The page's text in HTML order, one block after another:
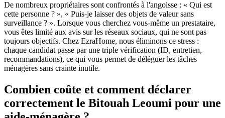
De nombreux propriétaires sont confrontés à l'angoisse : « Qui est
cette personne ? », « Puis-je laisser des objets de valeur sans
surveillance ? ». Lorsque vous cherchez vous-même un prestataire,
vous êtes limité aux avis sur les réseaux sociaux, qui ne sont pas
toujours objectifs. Chez EzraHome, nous éliminons ce stress :
chaque candidat passe par une triple vérification (ID, entretien,
recommandations), ce qui vous permet de déléguer les tâches
ménagères sans crainte inutile.
Combien coûte et comment déclarer
correctement le Bitouah Leoumi pour une